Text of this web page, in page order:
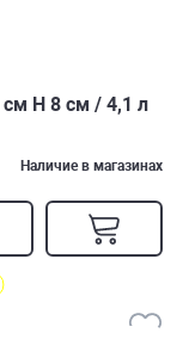
H 8 см / 4,1 л
Наличие в магазинах